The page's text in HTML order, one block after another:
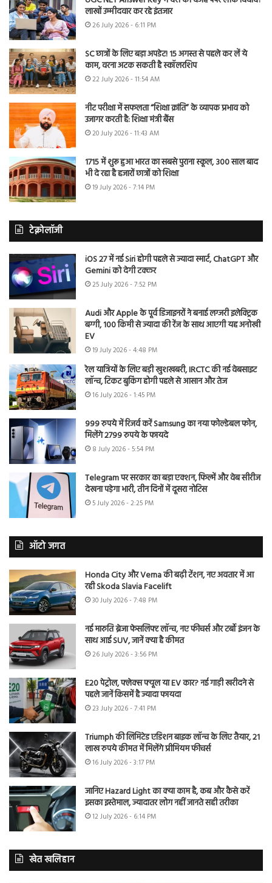
लाखों उम्मीदवार कर रहे इंतजार
26 July 2026 - 6:11 PM
SC छात्रों के लिए बड़ा अपडेट! 15 अगस्त से पहले कर लें ये
काम, वरना अटक सकती है स्कॉलरशिप
22 July 2026 - 11:54 AM
नीट परीक्षा में सफलता “शिक्षा क्रांति” के व्यापक प्रभाव को
उजागर करती है: शिक्षा मंत्री बैंस
20 July 2026 - 11:43 AM
1715 में शुरू हुआ भारत का सबसे पुराना स्कूल, 300 साल बाद
भी दे रहा है हजारों छात्रों को शिक्षा
19 July 2026 - 7:14 PM
टेक्नोलॉजी
iOS 27 में नई Siri होगी पहले से ज्यादा स्मार्ट, ChatGPT और
Gemini को देगी टक्कर
25 July 2026 - 7:52 PM
Audi और Apple के पूर्व डिजाइनरों ने बनाई लग्जरी इलेक्ट्रिक
बग्गी, 100 किमी से ज्यादा की रेंज के साथ आएगी यह अनोखी
EV
19 July 2026 - 4:48 PM
रेल यात्रियों के लिए बड़ी खुशखबरी, IRCTC की नई वेबसाइट
लॉन्च, टिकट बुकिंग होगी पहले से आसान और तेज
16 July 2026 - 1:45 PM
999 रुपये में रिजर्व करें Samsung का नया फोल्डेबल फोन,
मिलेंगे 2799 रुपये के फायदे
8 July 2026 - 5:54 PM
Telegram पर सरकार का बड़ा एक्शन, फिल्में और वेब सीरीज
देखना पड़ेगा भारी, तीन दिनों में दूसरा नोटिस
5 July 2026 - 2:25 PM
ऑटो जगत
Honda City और Verna की बढ़ी टेंशन, नए अवतार में आ
रही Skoda Slavia Facelift
30 July 2026 - 7:48 PM
नई मारुति ब्रेजा फेसलिफ्ट लॉन्च, नए फीचर्स और टर्बो इंजन के
साथ आई SUV, जानें क्या है कीमत
26 July 2026 - 3:56 PM
E20 पेट्रोल, फ्लेक्स फ्यूल या EV कार? नई गाड़ी खरीदने से
पहले जानें किसमें है ज्यादा फायदा
23 July 2026 - 7:41 PM
Triumph की लिमिटेड एडिशन बाइक लॉन्च के लिए तैयार, 21
लाख रुपये कीमत में मिलेंगे प्रीमियम फीचर्स
16 July 2026 - 3:17 PM
जानिए Hazard Light का क्या काम है, कब और कैसे करें
इसका इस्तेमाल, ज्यादातर लोग नहीं जानते सही तरीका
12 July 2026 - 6:14 PM
खेत खलिहान